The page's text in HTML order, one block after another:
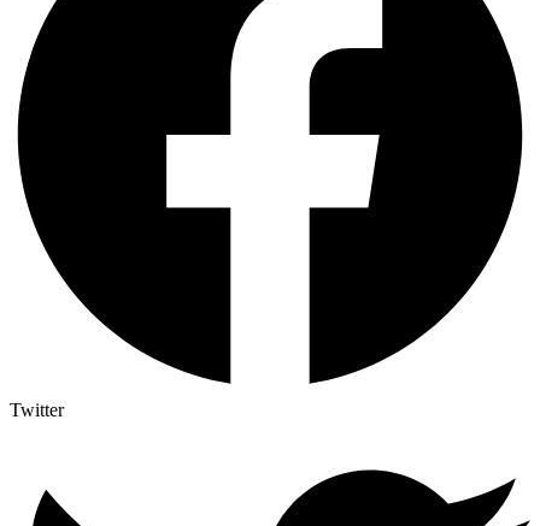
Twitter